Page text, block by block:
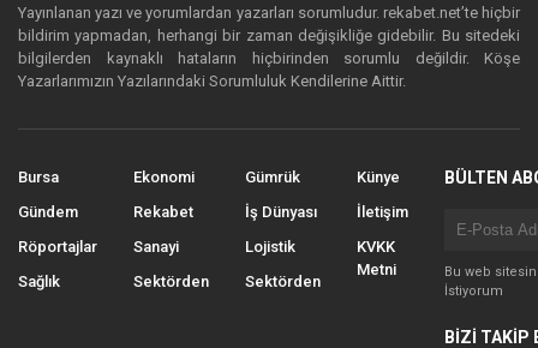
Yayınlanan yazı ve yorumlardan yazarları sorumludur. rekabet.net’te hiçbir
bildirim yapmadan, herhangi bir zaman değişikliğe gidebilir. Bu sitedeki
bilgilerden kaynaklı hataların hiçbirinden sorumlu değildir. Köşe
Yazarlarımızın Yazılarındaki Sorumluluk Kendilerine Aittir.
Bursa
Gündem
Röportajlar
Sağlık
Ekonomi
Rekabet
Sanayi
Sektörden
Gümrük
İş Dünyası
Lojistik
Sektörden
Künye
İletişim
KVKK
Metni
BÜLTEN
Bu web
İstiyorum
BİZİ TAKİP